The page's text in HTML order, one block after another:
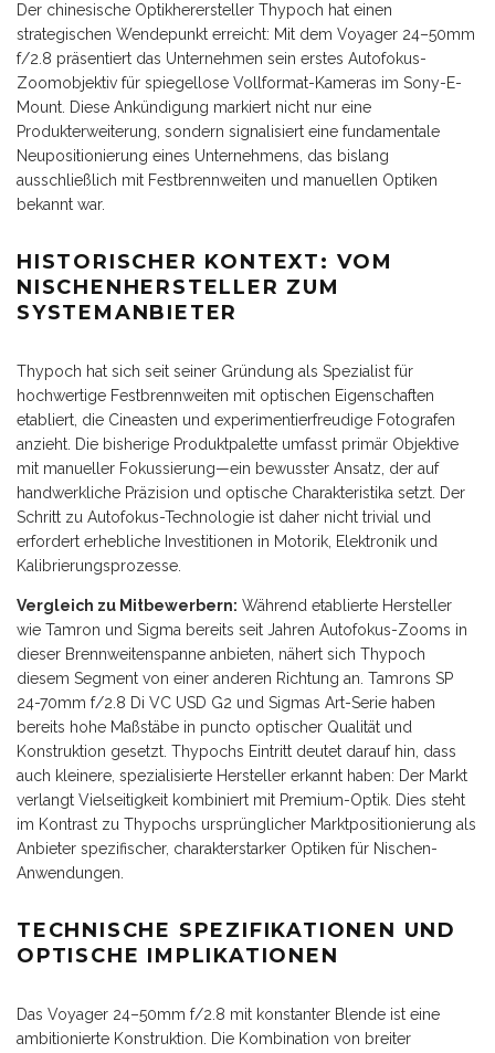
Der chinesische Optikherersteller Thypoch hat einen
strategischen Wendepunkt erreicht: Mit dem Voyager 24–50mm
f/2.8 präsentiert das Unternehmen sein erstes Autofokus-
Zoomobjektiv für spiegellose Vollformat-Kameras im Sony-E-
Mount. Diese Ankündigung markiert nicht nur eine
Produkterweiterung, sondern signalisiert eine fundamentale
Neupositionierung eines Unternehmens, das bislang
ausschließlich mit Festbrennweiten und manuellen Optiken
bekannt war.
HISTORISCHER KONTEXT: VOM
NISCHENHERSTELLER ZUM
SYSTEMANBIETER
Thypoch hat sich seit seiner Gründung als Spezialist für
hochwertige Festbrennweiten mit optischen Eigenschaften
etabliert, die Cineasten und experimentierfreudige Fotografen
anzieht. Die bisherige Produktpalette umfasst primär Objektive
mit manueller Fokussierung—ein bewusster Ansatz, der auf
handwerkliche Präzision und optische Charakteristika setzt. Der
Schritt zu Autofokus-Technologie ist daher nicht trivial und
erfordert erhebliche Investitionen in Motorik, Elektronik und
Kalibrierungsprozesse.
Vergleich zu Mitbewerbern: Während etablierte Hersteller
wie Tamron und Sigma bereits seit Jahren Autofokus-Zooms in
dieser Brennweitenspanne anbieten, nähert sich Thypoch
diesem Segment von einer anderen Richtung an. Tamrons SP
24-70mm f/2.8 Di VC USD G2 und Sigmas Art-Serie haben
bereits hohe Maßstäbe in puncto optischer Qualität und
Konstruktion gesetzt. Thypochs Eintritt deutet darauf hin, dass
auch kleinere, spezialisierte Hersteller erkannt haben: Der Markt
verlangt Vielseitigkeit kombiniert mit Premium-Optik. Dies steht
im Kontrast zu Thypochs ursprünglicher Marktpositionierung als
Anbieter spezifischer, charakterstarker Optiken für Nischen-
Anwendungen.
TECHNISCHE SPEZIFIKATIONEN UND
OPTISCHE IMPLIKATIONEN
Das Voyager 24–50mm f/2.8 mit konstanter Blende ist eine
ambitionierte Konstruktion. Die Kombination von breiter